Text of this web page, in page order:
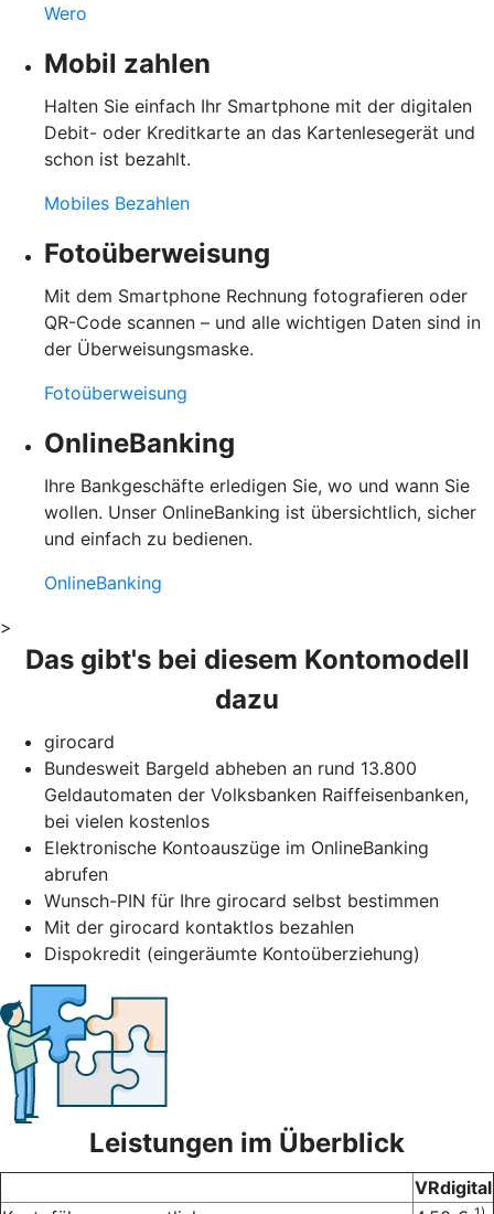
Wero
Mobil zahlen
Halten Sie einfach Ihr Smartphone mit der digitalen
Debit- oder Kreditkarte an das Kartenlesegerät und
schon ist bezahlt.
Mobiles Bezahlen
Fotoüberweisung
Mit dem Smartphone Rechnung fotografieren oder
QR-Code scannen – und alle wichtigen Daten sind in
der Überweisungsmaske.
Fotoüberweisung
OnlineBanking
Ihre Bankgeschäfte erledigen Sie, wo und wann Sie
wollen. Unser OnlineBanking ist übersichtlich, sicher
und einfach zu bedienen.
OnlineBanking
>
Das gibt's bei diesem Kontomodell
dazu
girocard
Bundesweit Bargeld abheben an rund 13.800
Geldautomaten der Volksbanken Raiffeisenbanken,
bei vielen kostenlos
Elektronische Kontoauszüge im OnlineBanking
abrufen
Wunsch-PIN für Ihre girocard selbst bestimmen
Mit der girocard kontaktlos bezahlen
Dispokredit (eingeräumte Kontoüberziehung)
Leistungen im Überblick
VRdigital